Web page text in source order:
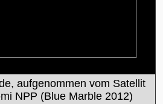
aufgenommen vom Satellit
NPP (Blue Marble2012)